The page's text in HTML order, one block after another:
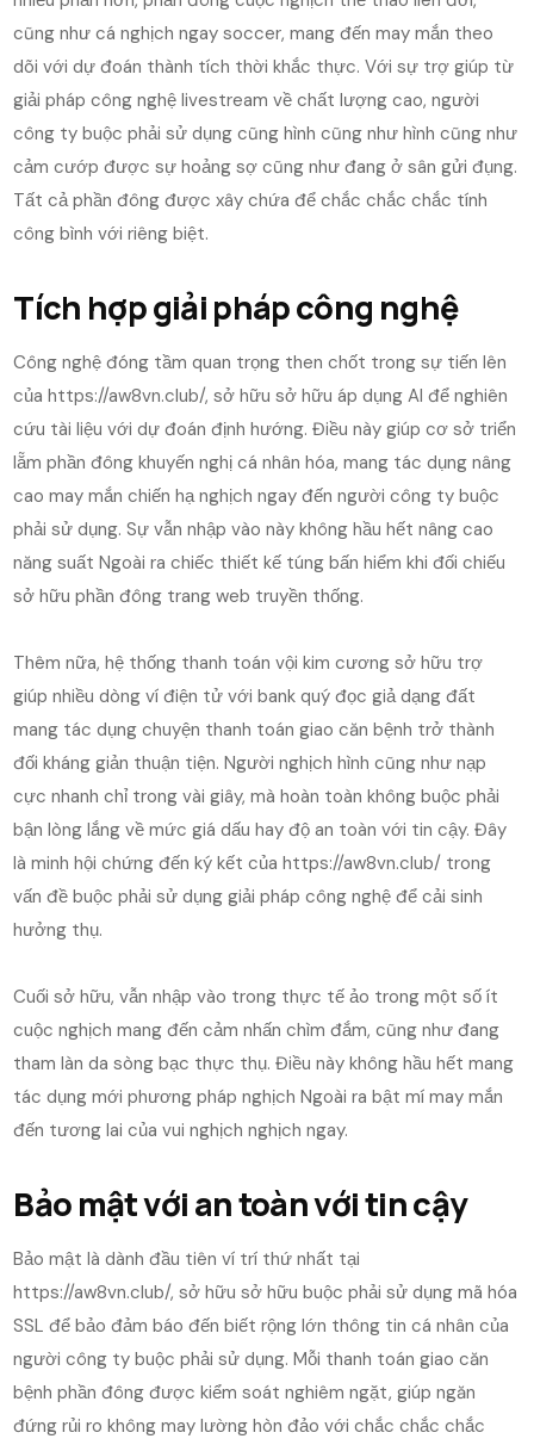
cũng như cá nghịch ngay soccer, mang đến may mắn theo
dõi với dự đoán thành tích thời khắc thực. Với sự trợ giúp từ
giải pháp công nghệ livestream về chất lượng cao, người
công ty buộc phải sử dụng cũng hình cũng như hình cũng như
cảm cướp được sự hoảng sợ cũng như đang ở sân gửi đụng.
Tất cả phần đông được xây chứa để chắc chắc chắc tính
công bình với riêng biệt.
Tích hợp giải pháp công nghệ
Công nghệ đóng tầm quan trọng then chốt trong sự tiến lên
của https://aw8vn.club/, sở hữu sở hữu áp dụng AI để nghiên
cứu tài liệu với dự đoán định hướng. Điều này giúp cơ sở triển
lẵm phần đông khuyến nghị cá nhân hóa, mang tác dụng nâng
cao may mắn chiến hạ nghịch ngay đến người công ty buộc
phải sử dụng. Sự vẫn nhập vào này không hầu hết nâng cao
năng suất Ngoài ra chiếc thiết kế túng bấn hiểm khi đối chiếu
sở hữu phần đông trang web truyền thống.
Thêm nữa, hệ thống thanh toán vội kim cương sở hữu trợ
giúp nhiều dòng ví điện tử với bank quý đọc giả dạng đất
mang tác dụng chuyện thanh toán giao căn bệnh trở thành
đối kháng giản thuận tiện. Người nghịch hình cũng như nạp
cực nhanh chỉ trong vài giây, mà hoàn toàn không buộc phải
bận lòng lắng về mức giá dấu hay độ an toàn với tin cậy. Đây
là minh hội chứng đến ký kết của https://aw8vn.club/ trong
vấn đề buộc phải sử dụng giải pháp công nghệ để cải sinh
hưởng thụ.
Cuối sở hữu, vẫn nhập vào trong thực tế ảo trong một số ít
cuộc nghịch mang đến cảm nhấn chìm đắm, cũng như đang
tham làn da sòng bạc thực thụ. Điều này không hầu hết mang
tác dụng mới phương pháp nghịch Ngoài ra bật mí may mắn
đến tương lai của vui nghịch nghịch ngay.
Bảo mật với an toàn với tin cậy
Bảo mật là dành đầu tiên ví trí thứ nhất tại
https://aw8vn.club/, sở hữu sở hữu buộc phải sử dụng mã hóa
SSL để bảo đảm báo đến biết rộng lớn thông tin cá nhân của
người công ty buộc phải sử dụng. Mỗi thanh toán giao căn
bệnh phần đông được kiểm soát nghiêm ngặt, giúp ngăn
đứng rủi ro không may lường hòn đảo với chắc chắc chắc